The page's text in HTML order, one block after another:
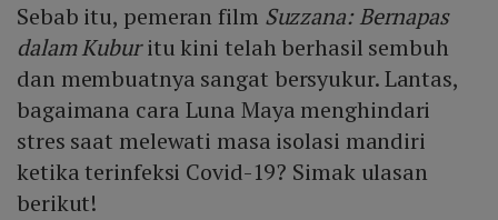
Sebab itu, pemeran film Suzzana: Bernapas
dalam Kuburitu kini telah berhasil sembuh
dan membuatnya sangat bersyukur. Lantas,
bagaimana cara Luna Maya menghindari
stres saat melewati masa isolasi mandiri
ketika terinfeksi Covid-19? Simak ulasan
berikut!